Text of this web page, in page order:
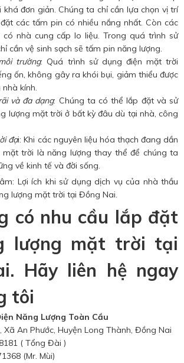
đơn giản. Chúng ta chỉ cần lựa chọn vị trí
các tấm pin có nhiều nắng nhất. Còn các
nhà cung cấp lo liệu. Trong quá trình sử
cần vệ sinh sạch sẽ tấm pin năng lượng.
trường: Quá trình sử dụng điện mặt trời
ốn, không gây ra khói bụi, giảm thiểu được
kính.
và đa dạng: Chúng ta có thể lắp đặt và sử
lượng mặt trời ở bất kỳ đâu dù tại nhà, công
đại: Khi các nguyên liệu hóa thạch đang dần
mặt trời là năng lượng thay thể để chúng ta
về kinh tế và đời sống.
Lợi ích khi sử dụng dịch vụ của nhà thầu
lượng mặt trời tại Đồng Nai.
có nhu cầu lắp đặt
lượng mặt trời tại
Hãy liên hệ ngay
tôi
Năng Lượng Toàn Cầu
Xã An Phước, Huyện Long Thành, Đồng Nai
( Tổng Đài )
(Mr. Mùi)